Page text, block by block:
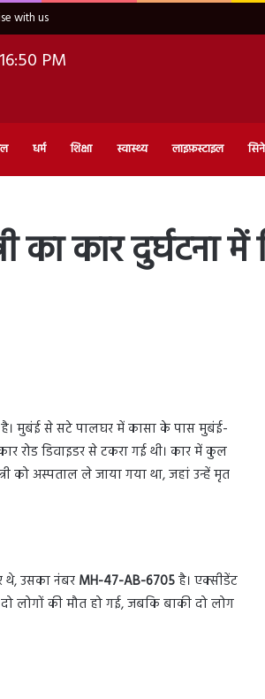
with us
PM
धर्म शिक्षा स्वास्थ्य लाइफ़स्टाइल
का कार
मुबंई से सटे पालघर में कासा के पास मुबंई-
रोड डिवाइडर से टकरा गई थी। कार में कुल
को अस्पताल ले जाया गया था, जहां उन्हें मृत
थे, उसका नंबर MH-47-AB-6705है। एक्सीडेंट
लोगों की मौत हो गई, जबकि बाकी दो लोग